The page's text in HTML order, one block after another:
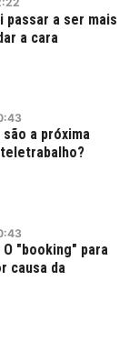
passar a ser mais
a cara
a próxima
O "booking" para
causa da